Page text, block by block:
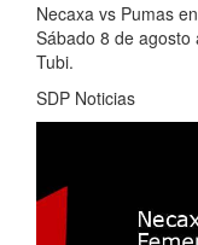
Necaxa vs Pumas
Sábado 8 de agosto
Tubi.
SDP Noticias